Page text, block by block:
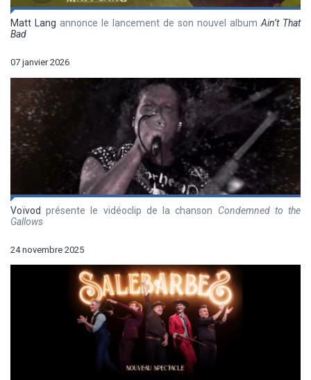
Matt Lang annonce le lancement de son nouvel albumAin’t That
Bad
07 janvier 2026
Voïvod présente le vidéoclip de la chanson Condemned to the
Gallows
24 novembre 2025